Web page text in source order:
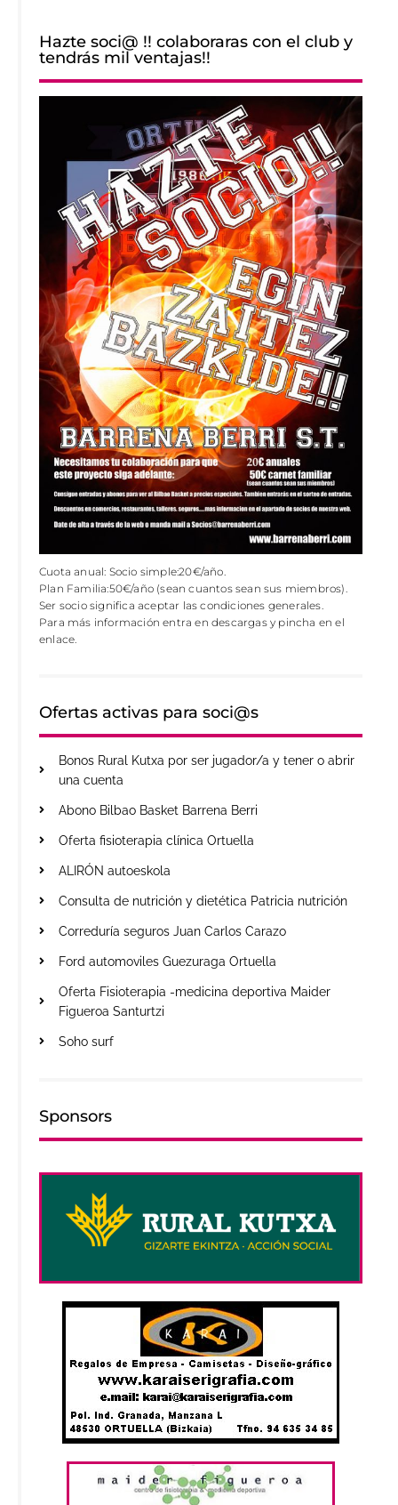
Hazte soci@ !! colaboraras con el club y
tendrás mil ventajas!!
Cuota anual: Socio simple:20€/año.
Plan Familia:50€/año (sean cuantos sean sus miembros).
Ser socio significa aceptar las condiciones generales.
Para más información entra en descargas y pincha en el
enlace.
Ofertas activas para soci@s
Bonos Rural Kutxa por ser jugador/a y tener o abrir
una cuenta
Abono Bilbao Basket Barrena Berri
Oferta fisioterapia clínica Ortuella
ALIRÓN autoeskola
Consulta de nutrición y dietética Patricia nutrición
Correduría seguros Juan Carlos Carazo
Ford automoviles Guezuraga Ortuella
Oferta Fisioterapia -medicina deportiva Maider
Figueroa Santurtzi
Soho surf
Sponsors